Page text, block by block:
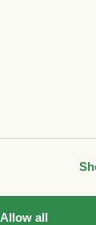
Allow all
GAIS - FC
kan behöva
GAIS och
Avspark kl